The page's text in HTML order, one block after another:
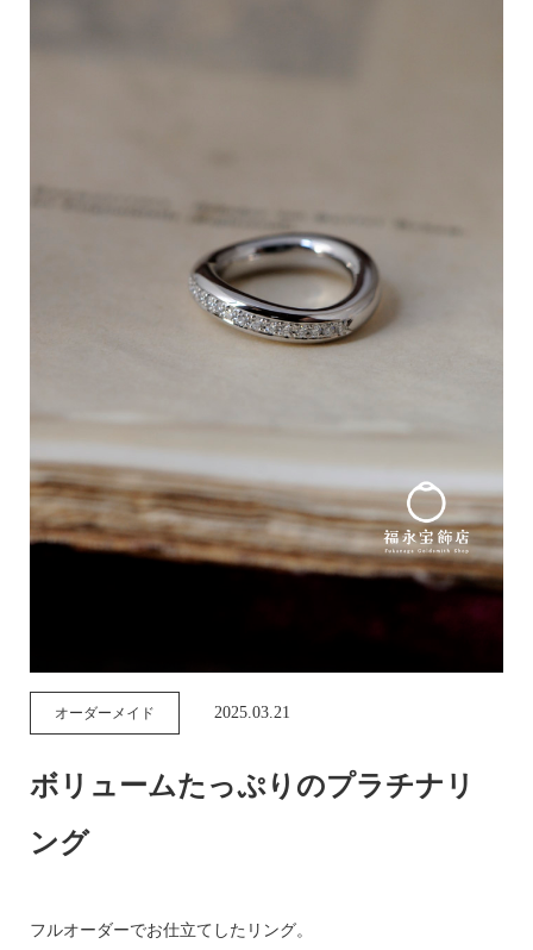
オーダーメイド 2025.03.21
ボリュームたっぷりのプラチナリ
ング
フルオーダーでお仕立てしたリング。